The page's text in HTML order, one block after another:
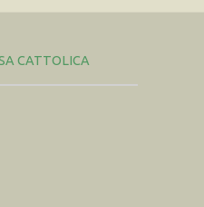
CATTOLICA